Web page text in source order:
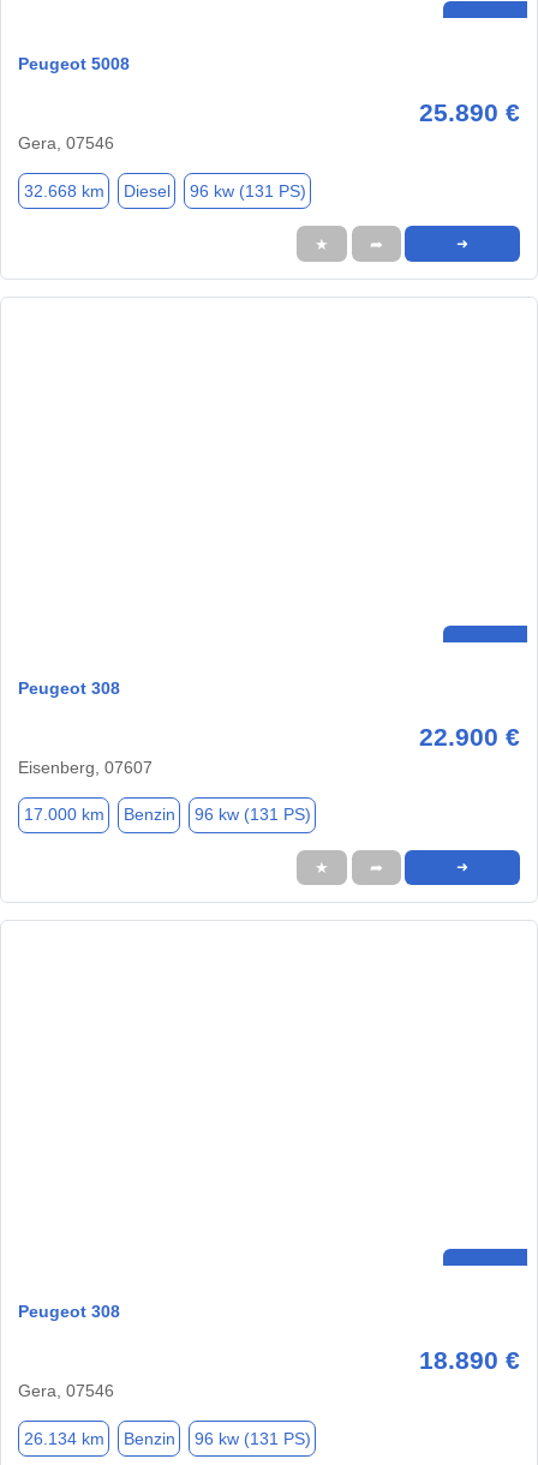
Peugeot 5008
25.890 €
Gera, 07546
32.668 km Diesel 96 kw (131 PS)
★ ➦ ➜
Peugeot 308
22.900 €
Eisenberg, 07607
17.000 km Benzin 96 kw (131 PS)
★ ➦ ➜
Peugeot 308
18.890 €
Gera, 07546
26.134 km Benzin 96 kw (131 PS)